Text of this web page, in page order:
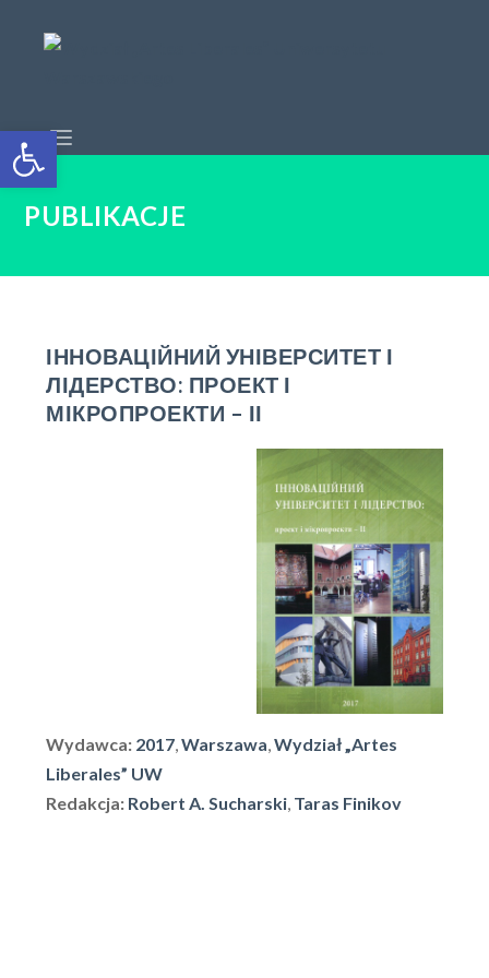
Open toolbar
PUBLIKACJE
ІННОВАЦІЙНИЙ УНІВЕРСИТЕТ І
ЛІДЕРСТВО: ПРОЕКТ І
МІКРОПРОЕКТИ – ІІ
Wydawca: 2017,Warszawa,Wydział „Artes
Liberales” UW
Redakcja: Robert A. Sucharski, Taras Finikov